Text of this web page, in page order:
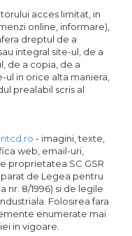
acces limitat, in
online, informare),
dreptul de a
integral site-ul, de a
de a copia, de a
in orice alta maniera,
prealabil scris al
- imagini, texte,
web, email-uri,
proprietatea SC GSR
de Legea pentru
8/1996) si de legile
Folosirea fara
enumerate mai
in vigoare.